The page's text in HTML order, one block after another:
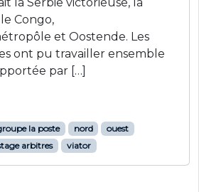
Congo,
et Oostende. Les
ont pu travailler ensemble
par […]
la poste nord
ouest
arbitres viator